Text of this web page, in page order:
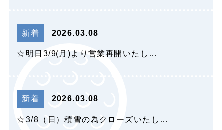
新着 2026.03.08
☆明日3/9(月)より営業再開いたし…
新着 2026.03.08
☆3/8（日）積雪の為クローズいたし…